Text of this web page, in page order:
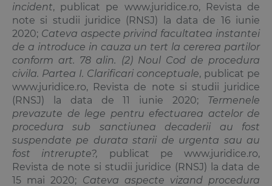
incident, publicat pe www.juridice.ro, Revista de
note si studii juridice (RNSJ) la data de 16 iunie
2020; Cateva aspecte privind facultatea instantei
de a introduce in cauza un tert la cererea partilor
conform art. 78 alin. (2) Noul Cod de procedura
civila. Partea I. Clarificari conceptuale, publicat pe
www.juridice.ro, Revista de note si studii juridice
(RNSJ) la data de 11 iunie 2020; Termenele
prevazute de lege pentru efectuarea actelor de
procedura sub sanctiunea decaderii au fost
suspendate pe durata starii de urgenta sau au
fost intrerupte?, publicat pe www.juridice.ro,
Revista de note si studii juridice (RNSJ) la data de
15 mai 2020; Cateva aspecte vizand procedura